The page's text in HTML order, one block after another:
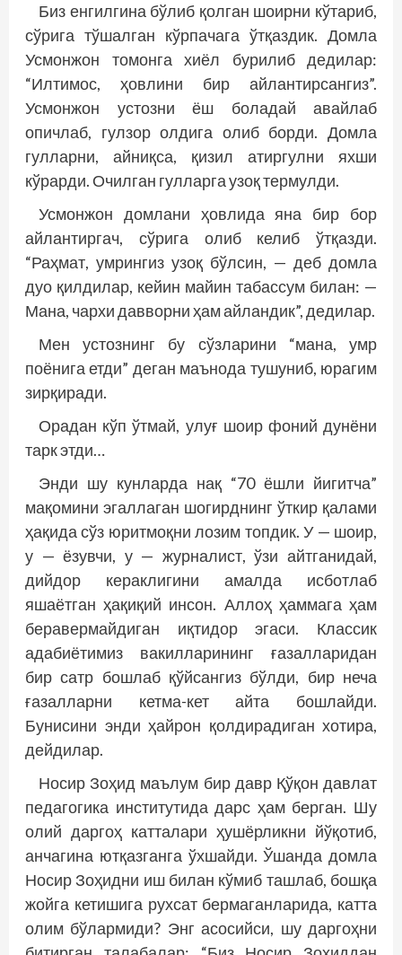
Биз енгилгина бўлиб қолган шоирни кўтариб,
сўрига тўшалган кўрпачага ўтқаздик. Домла
Усмонжон томонга хиёл бурилиб дедилар:
“Илтимос, ҳовлини бир айлантирсангиз”.
Усмонжон устозни ёш боладай авайлаб
опичлаб, гулзор олдига олиб борди. Домла
гулларни, айниқса, қизил атиргулни яхши
кўрарди. Очилган гулларга узоқ термулди.
Усмонжон домлани ҳовлида яна бир бор
айлантиргач, сўрига олиб келиб ўтқазди.
“Раҳмат, умрингиз узоқ бўлсин, — деб домла
дуо қилдилар, кейин майин табассум билан: —
Мана, чархи давворни ҳам айландик”, дедилар.
Мен устознинг бу сўзларини “мана, умр
поёнига етди” деган маънода тушуниб, юрагим
зирқиради.
Орадан кўп ўтмай, улуғ шоир фоний дунёни
тарк этди…
Энди шу кунларда нақ “70 ёшли йигитча”
мақомини эгаллаган шогирднинг ўткир қалами
ҳақида сўз юритмоқни лозим топдик. У — шоир,
у — ёзувчи, у — журналист, ўзи айтганидай,
дийдор кераклигини амалда исботлаб
яшаётган ҳақиқий инсон. Аллоҳ ҳаммага ҳам
беравермайдиган иқтидор эгаси. Классик
адабиётимиз вакилларининг ғазалларидан
бир сатр бошлаб қўйсангиз бўлди, бир неча
ғазалларни кетма-кет айта бошлайди.
Бунисини энди ҳайрон қолдирадиган хотира,
дейдилар.
Носир Зоҳид маълум бир давр Қўқон давлат
педагогика институтида дарс ҳам берган. Шу
олий даргоҳ катталари ҳушёрликни йўқотиб,
анчагина ютқазганга ўхшайди. Ўшанда домла
Носир Зоҳидни иш билан кўмиб ташлаб, бошқа
жойга кетишига рухсат бермаганларида, катта
олим бўлармиди? Энг асосийси, шу даргоҳни